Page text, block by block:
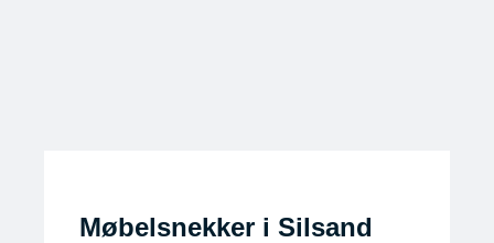
Møbelsnekker i Silsand